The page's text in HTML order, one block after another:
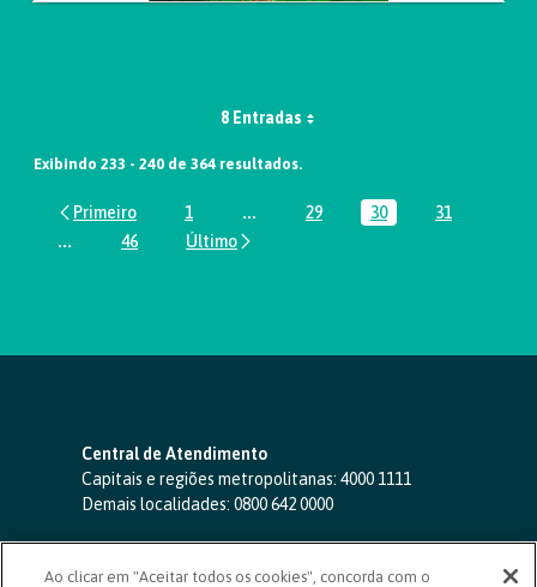
8 Entradas
Exibindo 233 - 240 de 364 resultados.
Página
1 ...Páginas intermediárias Usar ABA
Página
29 Página
30 Página
31
...Páginas intermediárias Usar ABA para navegar.
Página
46
Central de Atendimento
Capitais e regiões metropolitanas: 4000 1111
Demais localidades: 0800 642 0000
SAC 24 horas-0800 724 4420
Ao clicar em "Aceitar todos os cookies", concorda com o